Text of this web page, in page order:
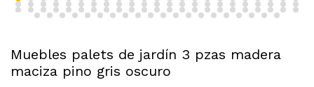
Muebles palets de jardín 3 pzas madera
maciza pino gris oscuro